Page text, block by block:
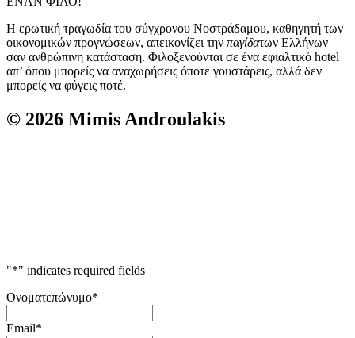
Η ερωτική τραγωδία του σύγχρονου Νοστράδαμου, καθηγητή των
οικονομικών προγνώσεων, απεικονίζει την παγίδατων Ελλήνων
σαν ανθρώπινη κατάσταση. Φιλοξενούνται σε ένα εφιαλτικό hotel
απ’ όπου μπορείς να αναχωρήσεις όποτε γουστάρεις, αλλά δεν
μπορείς να φύγεις ποτέ.
© 2026 Mimis Androulakis
"*" indicates required fields
Ονοματεπώνυμο*
Email*